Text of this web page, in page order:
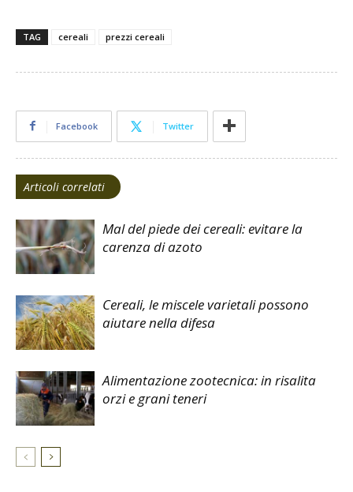
TAG cereali prezzi cereali
Facebook Twitter
Articoli correlati
Mal del piede dei cereali: evitare la
carenza di azoto
Cereali, le miscele varietali possono
aiutare nella difesa
Alimentazione zootecnica: in risalita
orzi e grani teneri